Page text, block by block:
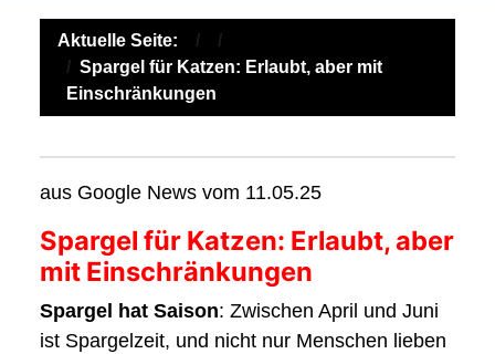
Aktuelle Seite:
Spargel für Katzen: Erlaubt, aber mit
Einschränkungen
aus Google News vom 11.05.25
Spargel für Katzen: Erlaubt, aber
mit Einschränkungen
Spargel hat Saison: Zwischen April und Juni
ist Spargelzeit, und nicht nur Menschen lieben